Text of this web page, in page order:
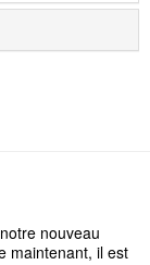
nouveau
maintenant, il est